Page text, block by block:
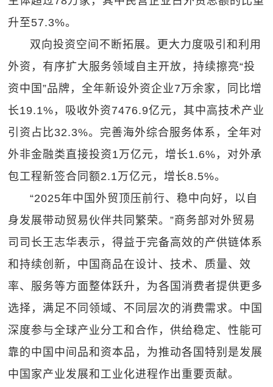
升至57.3%。
双向投资空间不断拓展。更大力度吸引和利用
外资，有序扩大服务领域自主开放，持续擦亮“投
资中国”品牌，全年新设外资企业7万余家，同比增
长19.1%，吸收外资7476.9亿元，其中高技术产业
引资占比32.3%。完善海外综合服务体系，全年对
外非金融类直接投资1万亿元，增长1.6%，对外承
包工程新签合同额2.1万亿元，增长8.5%。
“2025年中国外贸顶压前行、稳中向好，以自
身发展带动贸易伙伴共同繁荣。”商务部对外贸易
司司长王志华表示，得益于完备高效的产供链体系
和持续创新，中国商品在设计、技术、质量、效
率、服务等方面整体跃升，为各国消费者提供更多
选择，满足不同领域、不同层次的消费需求。中国
深度参与全球产业分工和合作，供给稳定、性能可
靠的中国中间品和资本品，为推动各国特别是发展
中国家产业发展和工业化进程作出重要贡献。